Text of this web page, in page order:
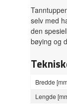
selv med
den
bøying og
Bredde
Lengde